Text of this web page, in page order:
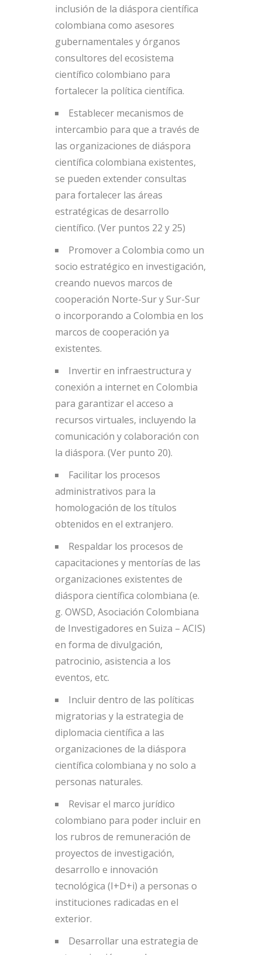
inclusión de la diáspora científica
colombiana como asesores
gubernamentales y órganos
consultores del ecosistema
científico colombiano para
fortalecer la política científica.
Establecer mecanismos de
intercambio para que a través de
las organizaciones de diáspora
científica colombiana existentes,
se pueden extender consultas
para fortalecer las áreas
estratégicas de desarrollo
científico. (Ver puntos 22 y 25)
Promover a Colombia como un
socio estratégico en investigación,
creando nuevos marcos de
cooperación Norte-Sur y Sur-Sur
o incorporando a Colombia en los
marcos de cooperación ya
existentes.
Invertir en infraestructura y
conexión a internet en Colombia
para garantizar el acceso a
recursos virtuales, incluyendo la
comunicación y colaboración con
la diáspora. (Ver punto 20).
Facilitar los procesos
administrativos para la
homologación de los títulos
obtenidos en el extranjero.
Respaldar los procesos de
capacitaciones y mentorías de las
organizaciones existentes de
diáspora científica colombiana (e.
g. OWSD, Asociación Colombiana
de Investigadores en Suiza – ACIS)
en forma de divulgación,
patrocinio, asistencia a los
eventos, etc.
Incluir dentro de las políticas
migratorias y la estrategia de
diplomacia científica a las
organizaciones de la diáspora
científica colombiana y no solo a
personas naturales.
Revisar el marco jurídico
colombiano para poder incluir en
los rubros de remuneración de
proyectos de investigación,
desarrollo e innovación
tecnológica (I+D+i) a personas o
instituciones radicadas en el
exterior.
Desarrollar una estrategia de